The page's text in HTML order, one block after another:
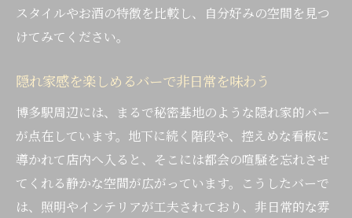
スタイルやお酒の特徴を比較し、自分好みの空間を見つ
けてみてください。
隠れ家感を楽しめるバーで非日常を味わう
博多駅周辺には、まるで秘密基地のような隠れ家的バー
が点在しています。地下に続く階段や、控えめな看板に
導かれて店内へ入ると、そこには都会の喧騒を忘れさせ
てくれる静かな空間が広がっています。こうしたバーで
は、照明やインテリアが工夫されており、非日常的な雰